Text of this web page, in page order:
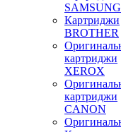
SAMSUNG
Картриджи
BROTHER
картриджи
XEROX
картриджи
CANON